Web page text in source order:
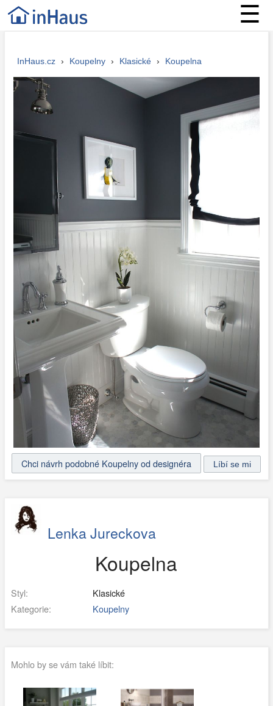
☰
InHaus.cz › Koupelny › Klasické › Koupelna
Chci návrh podobné Koupelny od designéra
Lenka Jureckova
Koupelna
Styl:
Klasické
Kategorie:
Koupelny
Mohlo by se vám také líbit: